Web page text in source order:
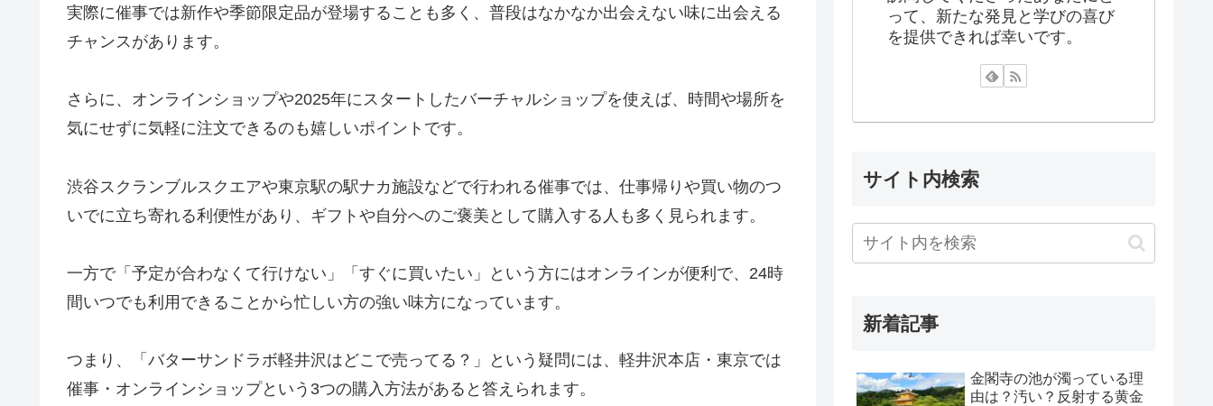
実際に催事では新作や季節限定品が登場することも多く、普段はなかなか出会えない味に出会える
チャンスがあります。
さらに、オンラインショップや2025年にスタートしたバーチャルショップを使えば、時間や場所を
気にせずに気軽に注文できるのも嬉しいポイントです。
渋谷スクランブルスクエアや東京駅の駅ナカ施設などで行われる催事では、仕事帰りや買い物のつ
いでに立ち寄れる利便性があり、ギフトや自分へのご褒美として購入する人も多く見られます。
一方で「予定が合わなくて行けない」「すぐに買いたい」という方にはオンラインが便利で、24時
間いつでも利用できることから忙しい方の強い味方になっています。
つまり、「バターサンドラボ軽井沢はどこで売ってる？」という疑問には、軽井沢本店・東京では
催事・オンラインショップという3つの購入方法があると答えられます。
って、新たな発見と学びの喜び
を提供できれば幸いです。
サイト内検索
新着記事
金閣寺の池が濁っている理
由は？汚い？反射する黄金